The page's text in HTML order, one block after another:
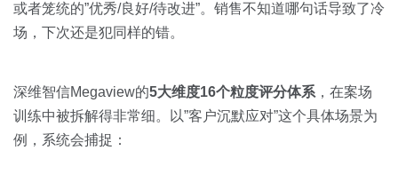
或者笼统的”优秀/良好/待改进”。销售不知道哪句话导致了冷
场，下次还是犯同样的错。
深维智信Megaview的5大维度16个粒度评分体系 ，在案场
训练中被拆解得非常细。以”客户沉默应对”这个具体场景为
例，系统会捕捉：